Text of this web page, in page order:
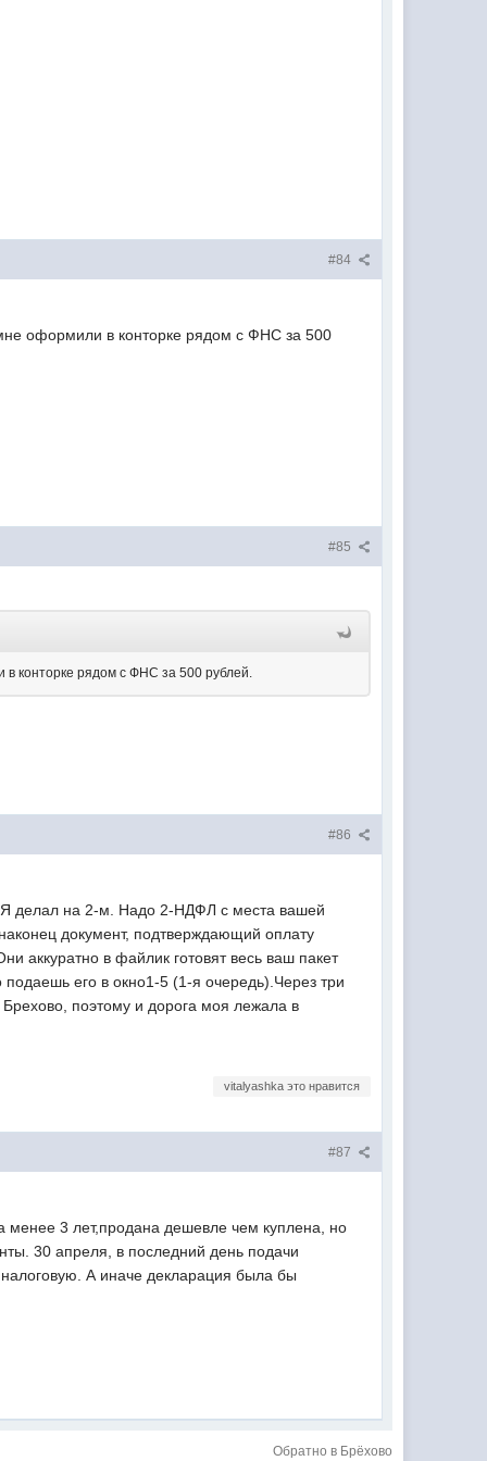
#84
оформили в конторке рядом с ФНС за 500
#85
конторке рядом с ФНС за 500 рублей.
#86
Я делал на 2-м. Надо 2-НДФЛ с места вашей
документ, подтверждающий оплату
аккуратно в файлик готовят весь ваш пакет
его в окно1-5 (1-я очередь).Через три
поэтому и дорога моя лежала в
vitalyashka это нравится
#87
3 лет,продана дешевле чем куплена, но
30 апреля, в последний день подачи
налоговую. А иначе декларация была бы
Обратно в Брёхово